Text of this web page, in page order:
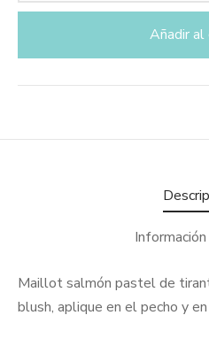
Añadir al
Maillot salmón pastel de
blush, aplique en el pecho y